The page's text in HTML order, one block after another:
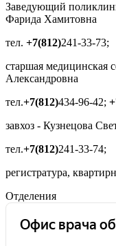
Заведующий
Фарида Хамитовна
тел. +7(812)241-33-73;
старшая медицинская
Александровна
тел.+7(812)434-96-42;
завхоз - Кузнецова
тел.+7(812)241-33-74;
регистратура,
Отделения